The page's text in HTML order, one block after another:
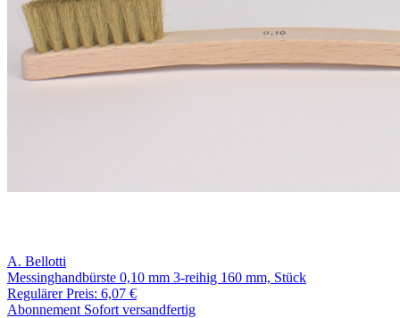
A. Bellotti
Messinghandbürste 0,10 mm 3-reihig 160 mm, Stück
Regulärer Preis: 6,07 €
Abonnement Sofort versandfertig